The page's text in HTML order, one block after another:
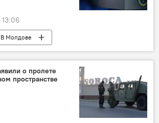
В Молдове
Наталья Гаврилица
о пролете
пространстве